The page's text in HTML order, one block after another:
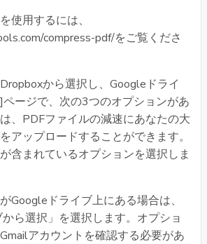
使用するには、
compress-pdf/をご覧くださ
から選択し、Googleドライ
ージで、次の3つのオプションがあ
、PDFファイルの減速にあなたの大
アップロードすることができます。
含まれているオプションを選択しま
Googleドライブ上にある場合は、
から選択」を選択します。オプショ
アカウントを確認する必要があ